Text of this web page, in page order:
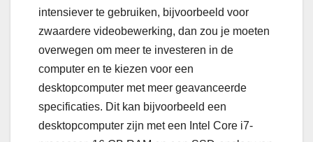
intensiever te gebruiken, bijvoorbeeld voor
zwaardere videobewerking, dan zou je moeten
overwegen om meer te investeren in de
computer en te kiezen voor een
desktopcomputer met meer geavanceerde
specificaties. Dit kan bijvoorbeeld een
desktopcomputer zijn met een Intel Core i7-